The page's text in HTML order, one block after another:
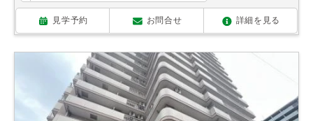
見学予約 お問合せ 詳細を見る